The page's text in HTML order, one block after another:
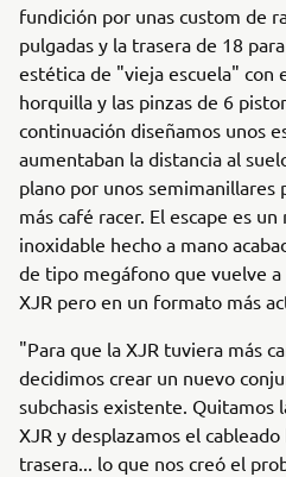
fundición por unas custom de
pulgadas y la trasera de 18
estética de "vieja escuela" con
horquilla y las pinzas de 6
continuación diseñamos unos
aumentaban la distancia al
plano por unos semimanillares
más café racer. El escape es
inoxidable hecho a mano
de tipo megáfono que vuelve
XJR pero en un formato más
"Para que la XJR tuviera más
decidimos crear un nuevo
subchasis existente. Quitamos
XJR y desplazamos el
trasera... lo que nos creó el